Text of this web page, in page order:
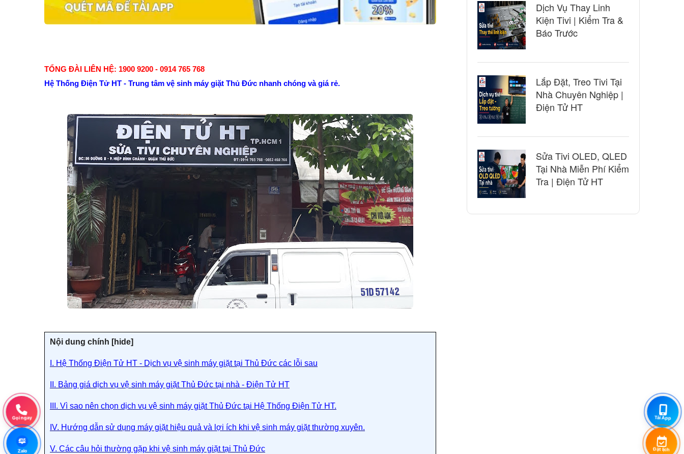
TỔNG ĐÀI LIÊN HỆ: 1900 9200 - 0914 765 768
Hệ Thống Điện Tử HT - Trung tâm vệ sinh máy giặt Thủ Đức nhanh chóng và giá rẻ.
Nội dung chính [hide]
I. Hệ Thống Điện Tử HT - Dịch vụ vệ sinh máy giặt tại Thủ Đức các lỗi sau
II. Bảng giá dịch vụ vệ sinh máy giặt Thủ Đức tại nhà - Điện Tử HT
III. Vì sao nên chọn dịch vụ vệ sinh máy giặt Thủ Đức tại Hệ Thống Điện Tử HT.
IV. Hướng dẫn sử dụng máy giặt hiệu quả và lợi ích khi vệ sinh máy giặt thường xuyên.
V. Các câu hỏi thường gặp khi vệ sinh máy giặt tại Thủ Đức
Dịch Vụ Thay Linh
Kiện Tivi | Kiểm Tra &
Báo Trước
Lắp Đặt, Treo Tivi Tại
Nhà Chuyên Nghiệp |
Điện Tử HT
Sửa Tivi OLED, QLED
Tại Nhà Miễn Phí Kiểm
Tra | Điện Tử HT
Gọi ngay
Zalo
Zalo
Tải App
Đặt lịch